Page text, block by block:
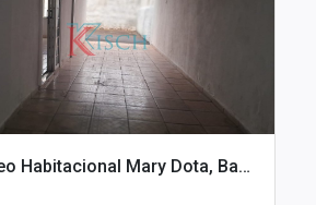
Núcleo Habitacional Mary Dota, Bauru - SP